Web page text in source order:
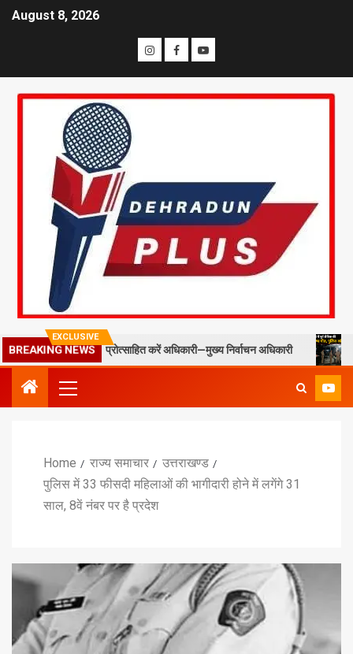
August 8, 2026
EXCLUSIVE
BREAKING NEWS
स्टाफ को प्रोत्साहित करें अधिकारी—मुख्य निर्वाचन अधिकारी मसूरी में
Home राज्य समाचार
उत्तराखण्ड
पुलिस में 33 फीसदी महिलाओं की भागीदारी होने में लगेंगे 31
साल, 8वें नंबर पर है प्रदेश